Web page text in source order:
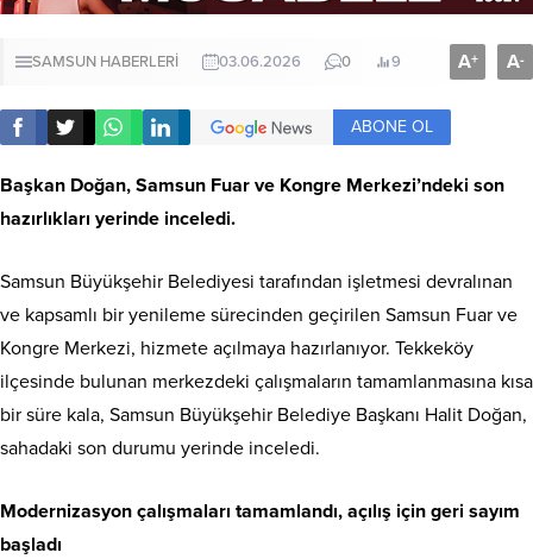
SAMSUN HABERLERİ 03.06.2026 0 9 A+ A-
ABONE OL
Başkan Doğan, Samsun Fuar ve Kongre Merkezi’ndeki son
hazırlıkları yerinde inceledi.
Samsun Büyükşehir Belediyesi tarafından işletmesi devralınan
ve kapsamlı bir yenileme sürecinden geçirilen Samsun Fuar ve
Kongre Merkezi, hizmete açılmaya hazırlanıyor. Tekkeköy
ilçesinde bulunan merkezdeki çalışmaların tamamlanmasına kısa
bir süre kala, Samsun Büyükşehir Belediye Başkanı Halit Doğan,
sahadaki son durumu yerinde inceledi.
Modernizasyon çalışmaları tamamlandı, açılış için geri sayım
başladı